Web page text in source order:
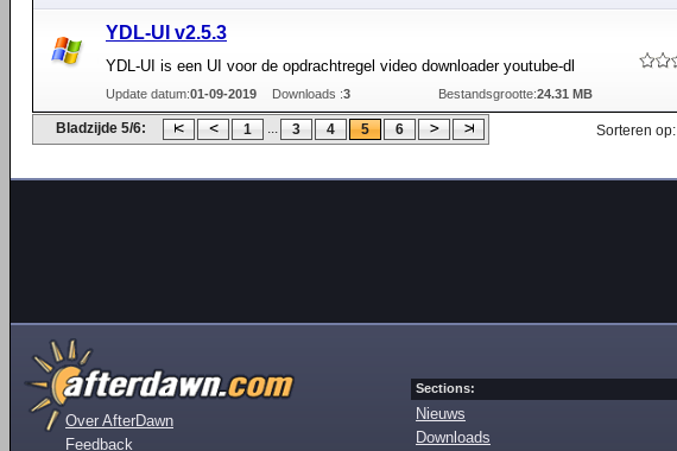
YDL-UI v2.5.3
YDL-UI is een UI voor de opdrachtregel video downloader youtube-dl
Update datum:01-09-2019 Downloads :3 Bestandsgrootte:24.31 MB
Bladzijde 5/6: 1 ... 3 4 5 6 Sorteren op:
Over AfterDawn
Feedback
Sections:
Nieuws
Downloads